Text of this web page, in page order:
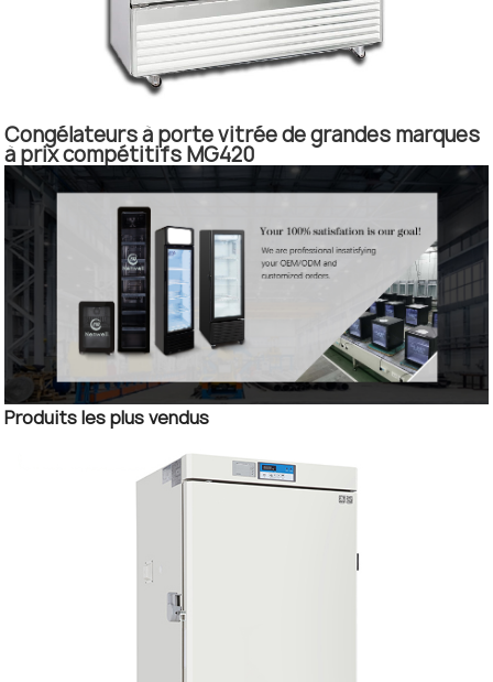
Congélateurs à porte vitrée de grandes marques
à prix compétitifs MG420
Produits les plus vendus